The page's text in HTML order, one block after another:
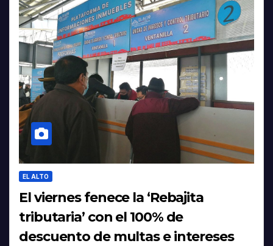
EL ALTO
El viernes fenece la ‘Rebajita
tributaria’ con el 100% de
descuento de multas e intereses